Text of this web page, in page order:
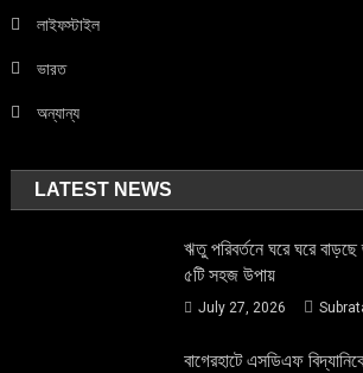
লাইফস্টাইল
ভারত
অন্যান্য
LATEST NEWS
ঋতু পরিবর্তনে ঘরে ঘরে
৫টি সহজ উপায়
July 27, 2026
বাগেরহাটে এসডিএফ